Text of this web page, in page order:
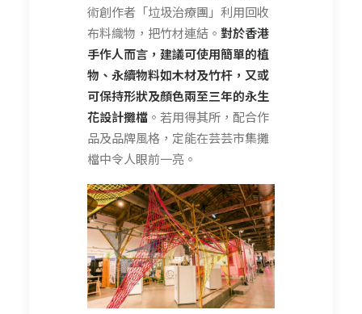
術創作者「垃圾治療團」利用回收
布料織物，把竹材連結。 對於香港
手作人而言，建議可使用簡單的植
物、永續物料如木材及竹杆，又或
可保持形狀及顏色兩至三年的永生
花設計攤檔 。若用得其所，配合作
品及品牌風格，定能在芸芸市集攤
檔中令人眼前一亮。